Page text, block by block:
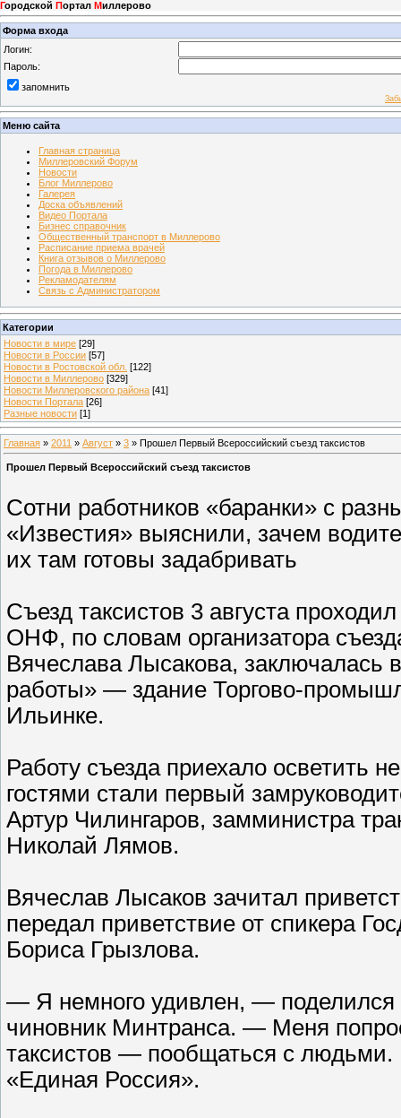
Городской Портал Миллерово
Форма входа
Логин:
Пароль:
запомнить
Меню сайта
Главная страница
Миллеровский Форум
Новости
Блог Миллерово
Галерея
Доска объявлений
Видео Портала
Бизнес справочник
Общественный транспорт в Миллерово
Расписание приема врачей
Книга отзывов о Миллерово
Погода в Миллерово
Рекламодателям
Связь с Администратором
Категории
Новости в мире [29]
Новости в России [57]
Новости в Ростовской обл. [122]
Новости в Миллерово [329]
Новости Миллеровского района [41]
Новости Портала [26]
Разные новости [1]
Главная » 2011 » Август » 3 » Прошел Первый Всероссийский съезд таксистов
Прошел Первый Всероссийский съезд таксистов
Сотни работников «баранки» с
«Известия» выяснили, зачем
их там готовы задабривать
Съезд таксистов 3 августа
ОНФ, по словам организатора
Вячеслава Лысакова, заключалась
работы» — здание Торгово-
Ильинке.
Работу съезда приехало осветить
гостями стали первый
Артур Чилингаров, замминистра
Николай Лямов.
Вячеслав Лысаков зачитал
передал приветствие от спикера
Бориса Грызлова.
— Я немного удивлен, — поделился
чиновник Минтранса. — Меня
таксистов — пообщаться с
«Единая Россия».